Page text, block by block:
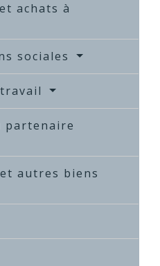
achats à
sociales
partenaire
autres biens